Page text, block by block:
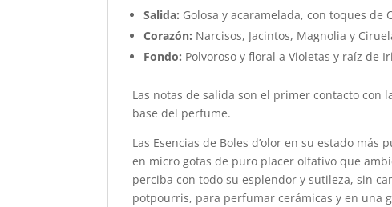
Salida: Golosa y acaramelada, con toques de
Corazón: Narcisos, Jacintos, Magnolia y
Fondo: Polvoroso y floral a Violetas y raíz de
Las notas de salida son el primer contacto con
base del perfume.
Las Esencias de Boles d’olor en su estado
en micro gotas de puro placer olfativo que
perciba con todo su esplendor y sutileza, sin
potpourris, para perfumar cerámicas y en una